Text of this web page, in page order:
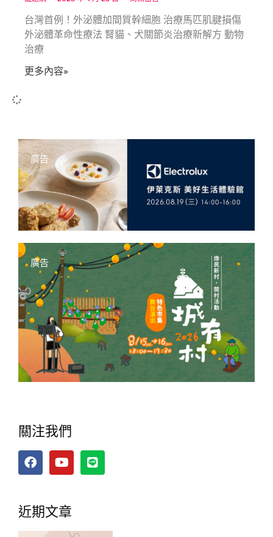
台灣首例！外泌體加間質幹細胞 治療馬匹肌腱損傷
外泌體革命性療法 腎貓、犬關節炎治療新解方 動物
治療
更多內容»
廣告
廣告
關注我們
近期文章